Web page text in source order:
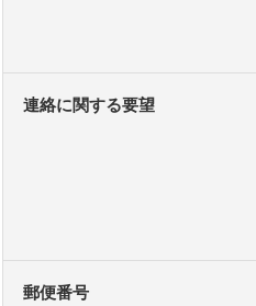
連絡に関する要望
郵便番号